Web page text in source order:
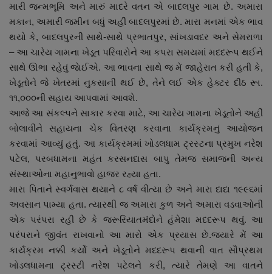
મારી જન્મભૂમિ અને મારું માદરે વતન એ બાદલપુર ગામ છે. અમારા
મકાન, અમારી જમીન બધું અહીં બાદલપુરમાં છે. મારા મનમાં એક ભાવ
થયો કે, બાદલપુરની સાથે-સાથે પ્રભાતપુર, સાંખડાવદર અને સેમરાળા
– આ ચારેય ગામના ખેડૂત પરિવારોને આ કપરા સમયમાં મદદરૂપ થઈને
સાથે ઊભા રહેવું જાેઈએ. આ ભાવના સાથે જ મેં જાહેરાત કરી હતી કે,
ખેડૂતોને જે ખેતરમાં નુકસાની થઈ છે, તેને લઈ એક હેક્ટર દીઠ રૂા.
૧૧,૦૦૦ની સહાય આપવામાં આવશે.
આજે આ સંકલ્પને સાકાર કરવા માટે, આ ચારેય ગામના ખેડૂતોને અહીં
બોલાવીને સહાયના ચેક વિતરણ કરવાના કાર્યક્રમનું આયોજન
કરવામાં આવ્યું હતું. આ કાર્યક્રમમાં ખોડલધામ ટ્રસ્ટના પ્રમુખ નરેશ
પટેલ, પરબધામના મહંત કરસનદાસ બાપુ તેમજ સમાજની અન્ય
સંસ્થાઓના મહાનુભાવો હાજર રહ્યા હતા.
મારા પિતાને સ્વર્ગવાસ થયાને ૮ વર્ષ વીત્યા છે અને મારા દાદા ૧૯૯૬માં
અવસાન પામ્યા હતા. ત્યારથી જ અમારા કુળ અને અમારા વડવાઓની
એક પરંપરા રહી છે કે જરૂરિયાતમંદોને હંમેશા મદદરૂપ થવું. આ
પરંપરાને જીવંત રાખવાનો આ મારો એક પ્રયાસ છે.જ્યારે મેં આ
કાર્યક્રમ નક્કી કર્યો અને ખેડૂતોને મદદરૂપ થવાની વાત સૌપ્રથમ
ખોડલધામના ટ્રસ્ટી નરેશ પટેલને કરી, ત્યારે તેમણે આ વાતને